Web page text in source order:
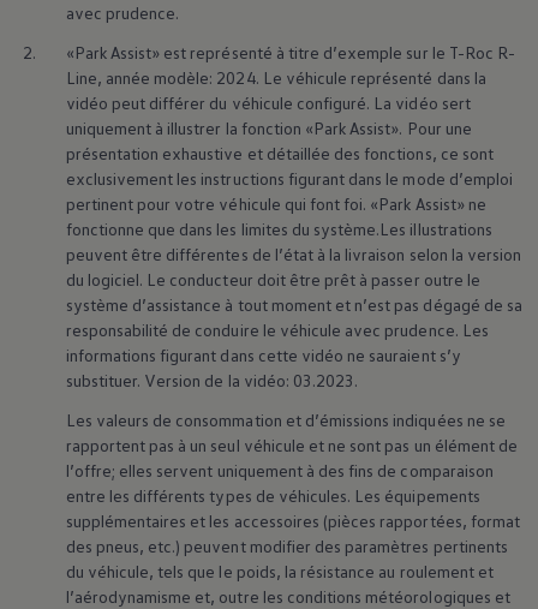
avec prudence.
2.
«Park Assist» est représenté à titre d’exemple sur le T-Roc R-
Line, année modèle: 2024. Le véhicule représenté dans la
vidéo peut différer du véhicule configuré. La vidéo sert
uniquement à illustrer la fonction «Park Assist». Pour une
présentation exhaustive et détaillée des fonctions, ce sont
exclusivement les instructions figurant dans le mode d’emploi
pertinent pour votre véhicule qui font foi. «Park Assist» ne
fonctionne que dans les limites du système.Les illustrations
peuvent être différentes de l’état à la livraison selon la version
du logiciel. Le conducteur doit être prêt à passer outre le
système d’assistance à tout moment et n’est pas dégagé de sa
responsabilité de conduire le véhicule avec prudence. Les
informations figurant dans cette vidéo ne sauraient s’y
substituer. Version de la vidéo: 03.2023.
Les valeurs de consommation et d’émissions indiquées ne se
rapportent pas à un seul véhicule et ne sont pas un élément de
l’offre; elles servent uniquement à des fins de comparaison
entre les différents types de véhicules. Les équipements
supplémentaires et les accessoires (pièces rapportées, format
des pneus, etc.) peuvent modifier des paramètres pertinents
du véhicule, tels que le poids, la résistance au roulement et
l’aérodynamisme et, outre les conditions météorologiques et